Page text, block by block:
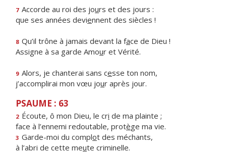
7 Accorde au roi des jours et des jours :
que ses années deviennent des siècles !
8 Qu’il trône à jamais devant la face de Dieu !
Assigne à sa garde Amour et Vérité.
9 Alors, je chanterai sans cesse ton nom,
j’accomplirai mon vœu jour après jour.
PSAUME : 63
2 Écoute, ô mon Dieu, le cri de ma plainte ;
face à l’ennemi redoutable, protège ma vie.
3 Garde-moi du complot des méchants,
à l’abri de cette meute criminelle.